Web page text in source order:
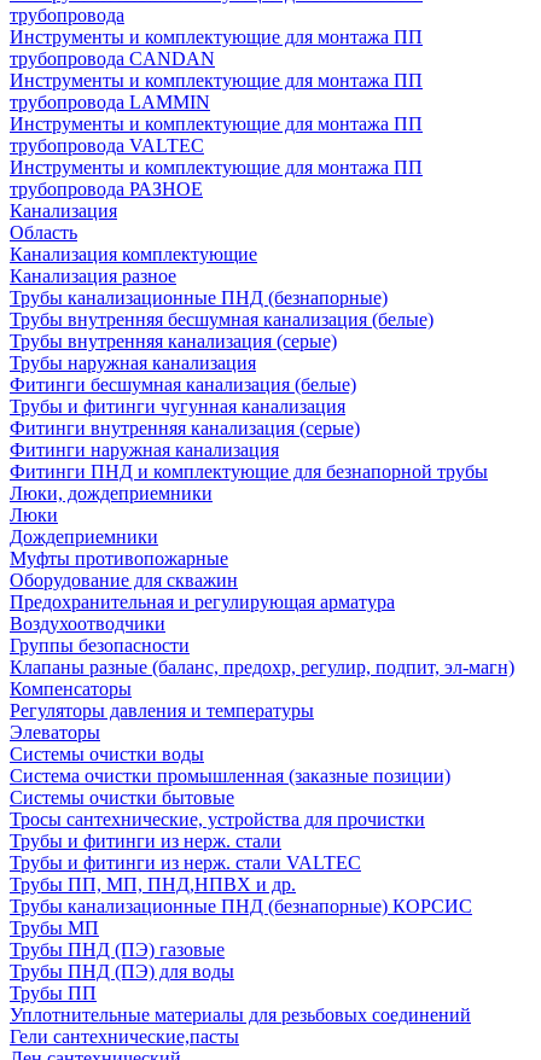
трубопровода
Инструменты и комплектующие для монтажа ПП
трубопровода CANDAN
Инструменты и комплектующие для монтажа ПП
трубопровода LAMMIN
Инструменты и комплектующие для монтажа ПП
трубопровода VALTEC
Инструменты и комплектующие для монтажа ПП
трубопровода РАЗНОЕ
Канализация
Область
Канализация комплектующие
Канализация разное
Трубы канализационные ПНД (безнапорные)
Трубы внутренняя бесшумная канализация (белые)
Трубы внутренняя канализация (серые)
Трубы наружная канализация
Фитинги бесшумная канализация (белые)
Трубы и фитинги чугунная канализация
Фитинги внутренняя канализация (серые)
Фитинги наружная канализация
Фитинги ПНД и комплектующие для безнапорной трубы
Люки, дождеприемники
Люки
Дождеприемники
Муфты противопожарные
Оборудование для скважин
Предохранительная и регулирующая арматура
Воздухоотводчики
Группы безопасности
Клапаны разные (баланс, предохр, регулир, подпит, эл-магн)
Компенсаторы
Регуляторы давления и температуры
Элеваторы
Системы очистки воды
Система очистки промышленная (заказные позиции)
Системы очистки бытовые
Тросы сантехнические, устройства для прочистки
Трубы и фитинги из нерж. стали
Трубы и фитинги из нерж. стали VALTEC
Трубы ПП, МП, ПНД,НПВХ и др.
Трубы канализационные ПНД (безнапорные) КОРСИС
Трубы МП
Трубы ПНД (ПЭ) газовые
Трубы ПНД (ПЭ) для воды
Трубы ПП
Уплотнительные материалы для резьбовых соединений
Гели сантехнические,пасты